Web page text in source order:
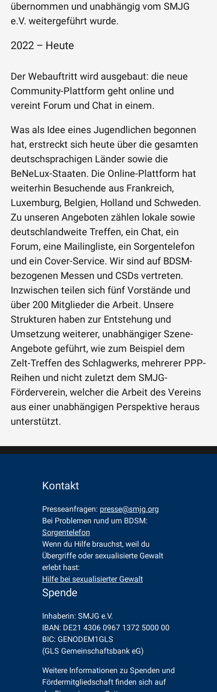
übernommen und unabhängig vom SMJG
e.V. weitergeführt wurde.
2022 – Heute
Der Webauftritt wird ausgebaut: die neue
Community-Plattform geht online und
vereint Forum und Chat in einem.
Was als Idee eines Jugendlichen begonnen
hat, erstreckt sich heute über die gesamten
deutschsprachigen Länder sowie die
BeNeLux-Staaten. Die Online-Plattform hat
weiterhin Besuchende aus Frankreich,
Luxemburg, Belgien, Holland und Schweden.
Zu unseren Angeboten zählen lokale sowie
deutschlandweite Treffen, ein Chat, ein
Forum, eine Mailingliste, ein Sorgentelefon
und ein Cover-Service. Wir sind auf BDSM-
bezogenen Messen und CSDs vertreten.
Inzwischen teilen sich fünf Vorstände und
über 200 Mitglieder die Arbeit. Unsere
Strukturen haben zur Entstehung und
Umsetzung weiterer, unabhängiger Szene-
Angebote geführt, wie zum Beispiel dem
Zelt-Treffen des Schlagwerks, mehrerer PPP-
Reihen und nicht zuletzt dem SMJG-
Förderverein, welcher die Arbeit des Vereins
aus einer unabhängigen Perspektive heraus
unterstützt.
Kontakt
Presseanfragen: presse@smjg.org
Bei Problemen rund um BDSM:
Sorgentelefon
Wenn du Hilfe brauchst, weil du
Übergriffe oder sexualisierte Gewalt
erlebt hast:
Hilfe bei sexualisierter Gewalt
Spende
Inhaberin: SMJG e.V.
IBAN: DE21 4306 0967 1372 5000 00
BIC: GENODEM1GLS
(GLS Gemeinschaftsbank eG)
Weitere Informationen zu Spenden und
Fördermitgliedschaft finden sich auf